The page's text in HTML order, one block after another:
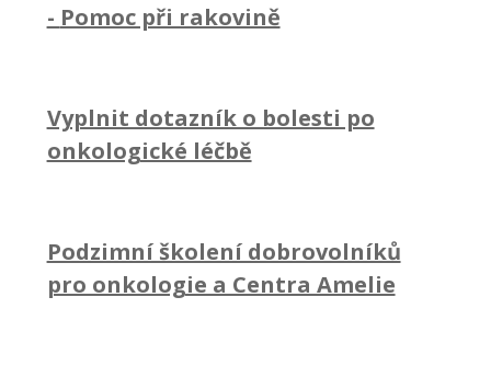
- Pomoc při rakovině
Vyplnit dotazník o bolesti po
onkologické léčbě
Podzimní školení dobrovolníků
pro onkologie a Centra Amelie